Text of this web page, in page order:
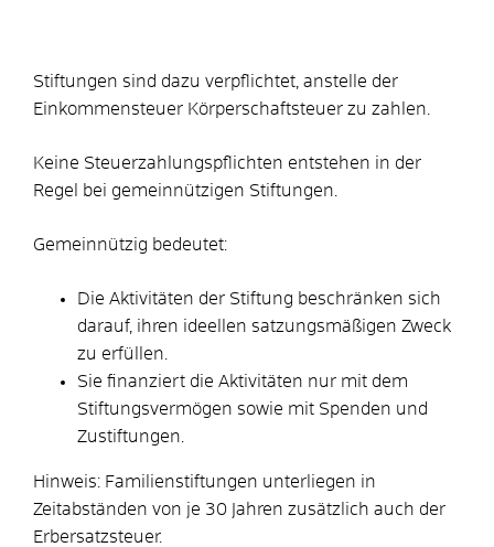
Stiftungen sind dazu verpflichtet, anstelle der
Einkommensteuer Körperschaftsteuer zu zahlen.
Keine Steuerzahlungspflichten entstehen in der
Regel bei gemeinnützigen Stiftungen.
Gemeinnützig bedeutet:
Die Aktivitäten der Stiftung beschränken sich
darauf, ihren ideellen satzungsmäßigen Zweck
zu erfüllen.
Sie finanziert die Aktivitäten nur mit dem
Stiftungsvermögen sowie mit Spenden und
Zustiftungen.
Hinweis: Familienstiftungen unterliegen in
Zeitabständen von je 30 Jahren zusätzlich auch der
Erbersatzsteuer.